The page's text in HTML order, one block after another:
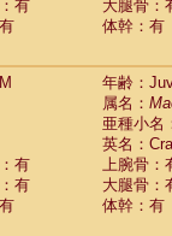
有
大腿骨：
体幹：有
年齢：
属名：
亜種小名
英名：
有
上腕骨：
有
大腿骨：
体幹：有